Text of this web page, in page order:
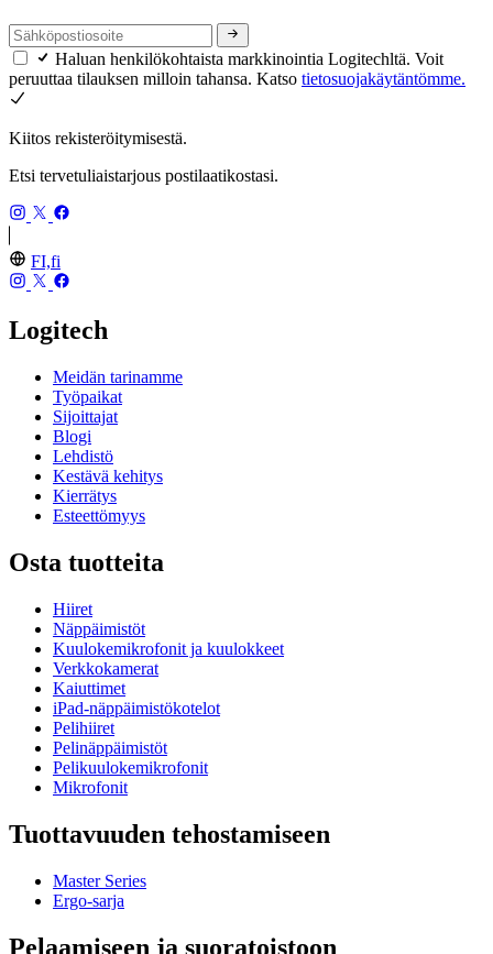
Haluan henkilökohtaista markkinointia Logitechltä. Voit
peruuttaa tilauksen milloin tahansa. Katso tietosuojakäytäntömme.
Kiitos rekisteröitymisestä.
Etsi tervetuliaistarjous postilaatikostasi.
FI,fi
Logitech
Meidän tarinamme
Työpaikat
Sijoittajat
Blogi
Lehdistö
Kestävä kehitys
Kierrätys
Esteettömyys
Osta tuotteita
Hiiret
Näppäimistöt
Kuulokemikrofonit ja kuulokkeet
Verkkokamerat
Kaiuttimet
iPad-näppäimistökotelot
Pelihiiret
Pelinäppäimistöt
Pelikuulokemikrofonit
Mikrofonit
Tuottavuuden tehostamiseen
Master Series
Ergo-sarja
Pelaamiseen ja suoratoistoon